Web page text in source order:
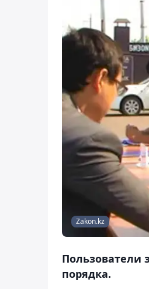
Zakon.kz
Пользователи
порядка.